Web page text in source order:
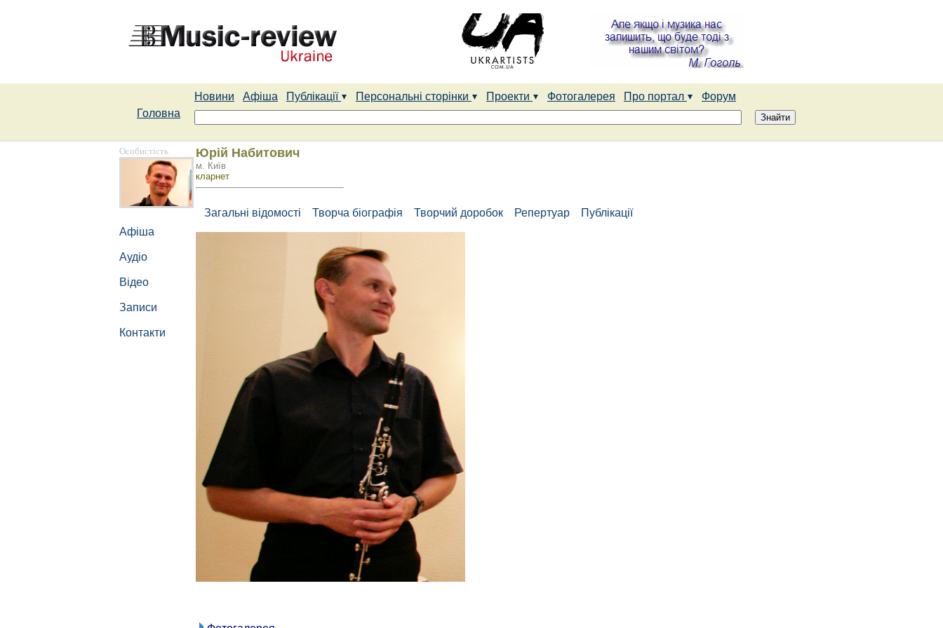
Новини Афіша Публікації Персональні сторінки Проекти Фотогалерея Про портал
Форум
Головна
Особистість
Афіша
Аудіо
Відео
Записи
Контакти
Юрій Набитович
м. Київ
кларнет
Загальні відомості Творча біографія Творчий доробок Репертуар Публікації